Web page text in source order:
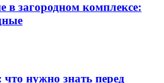
в загородном комплексе:
нужно знать перед